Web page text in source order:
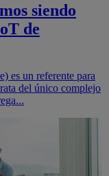
siendo
de
es un referente para
del único complejo